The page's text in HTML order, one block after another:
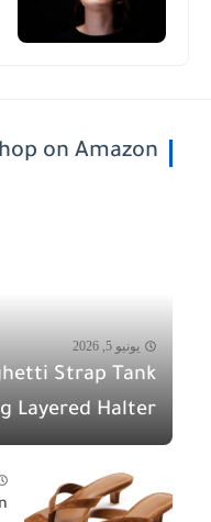
on Amazon
يونيو 5, 2026
Strap Tank
Layered Halter...